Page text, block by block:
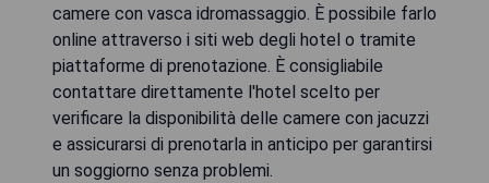
camere con vasca idromassaggio. È possibile farlo
online attraverso i siti web degli hotel o tramite
piattaforme di prenotazione. È consigliabile
contattare direttamente l'hotel scelto per
verificare la disponibilità delle camere con jacuzzi
e assicurarsi di prenotarla in anticipo per garantirsi
un soggiorno senza problemi.